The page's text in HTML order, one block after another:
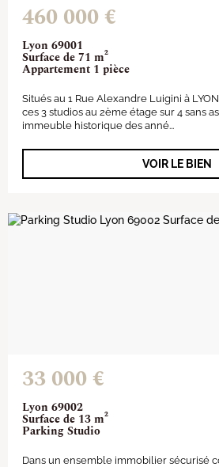
Lyon 69001
Surface de 71 m²
Appartement 1 pièce
460 000 €
Situés au 1 Rue Alexandre Luigini à
ces 3 studios au 2ème étage sur 4 sans
immeuble historique des anné...
VOIR LE BIEN
Lyon 69002
Surface de 13 m²
Parking Studio
33 000 €
Dans un ensemble immobilier sécurisé